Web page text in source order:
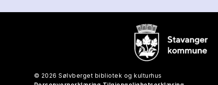
© 2026 Sølvberget bibliotek og kulturhus